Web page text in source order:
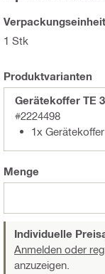
Verpackungseinheit
1 Stk
Produktvarianten
Gerätekoffer TE
#2224498
1x
Menge
Individuelle
Anmelden oder
anzuzeigen.